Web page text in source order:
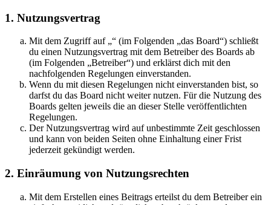
1. Nutzungsvertrag
Mit dem Zugriff auf „“ (im Folgenden „das Board“) schließt
du einen Nutzungsvertrag mit dem Betreiber des Boards ab
(im Folgenden „Betreiber“) und erklärst dich mit den
nachfolgenden Regelungen einverstanden.
Wenn du mit diesen Regelungen nicht einverstanden bist, so
darfst du das Board nicht weiter nutzen. Für die Nutzung des
Boards gelten jeweils die an dieser Stelle veröffentlichten
Regelungen.
Der Nutzungsvertrag wird auf unbestimmte Zeit geschlossen
und kann von beiden Seiten ohne Einhaltung einer Frist
jederzeit gekündigt werden.
2. Einräumung von Nutzungsrechten
Mit dem Erstellen eines Beitrags erteilst du dem Betreiber ein